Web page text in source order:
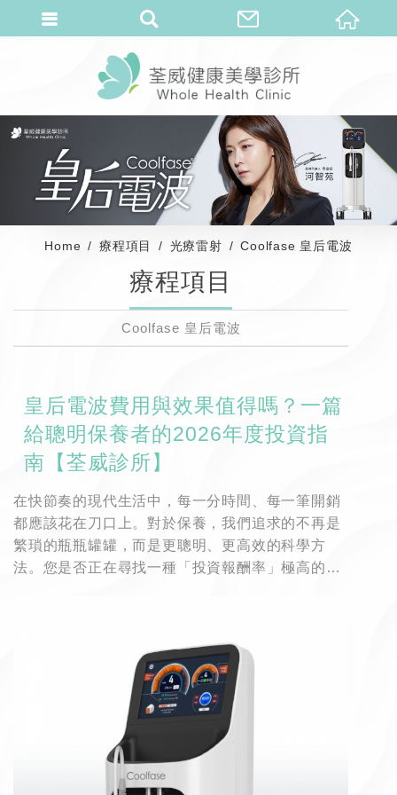
Home 療程項目 光療雷射 Coolfase 皇后電波
療程項目
Coolfase 皇后電波
皇后電波費用與效果值得嗎？一篇
給聰明保養者的2026年度投資指
南【荃威診所】
在快節奏的現代生活中，每一分時間、每一筆開銷
都應該花在刀口上。對於保養，我們追求的不再是
繁瑣的瓶瓶罐罐，而是更聰明、更高效的科學方
法。您是否正在尋找一種「投資報酬率」極高的保
的皇后電波（Coolfase），正是為現代高效保養哲
學而生的劃時代療程。它不僅僅是拉提，更是一項
對您未來幾年美麗與自信的智慧投資。
荃威診所深知您對效果與安全的雙重高標準。在這
份年度投資指南中，我們將為您揭示，為何皇后電
波是您保養清單上最聰明、最值得的選擇。